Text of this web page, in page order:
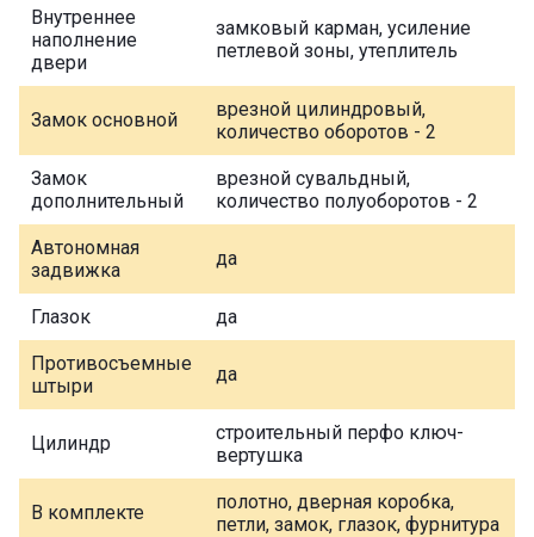
Внутреннее
наполнение
двери
замковый карман, усиление
петлевой зоны, утеплитель
Замок основной
врезной цилиндровый,
количество оборотов - 2
Замок
дополнительный
врезной сувальдный,
количество полуоборотов - 2
Автономная
задвижка
да
Глазок да
Противосъемные
штыри
да
Цилиндр
строительный перфо ключ-
вертушка
В комплекте
полотно, дверная коробка,
петли, замок, глазок, фурнитура